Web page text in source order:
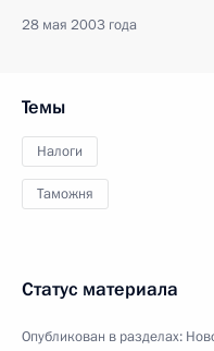
28 мая 2003 года
Темы
Налоги
Таможня
Статус материала
Опубликован в разделах: